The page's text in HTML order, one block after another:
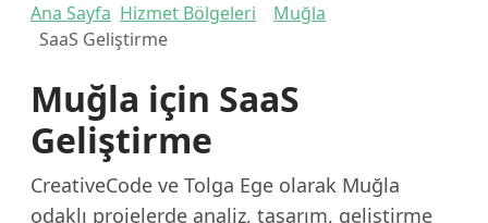
Ana Sayfa Hizmet Bölgeleri
Muğla
SaaS Geliştirme
Muğla için SaaS
Geliştirme
CreativeCode ve Tolga Ege olarak Muğla
odaklı projelerde analiz, tasarım, geliştirme